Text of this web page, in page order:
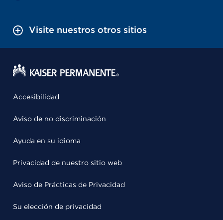
Visite nuestros otros sitios
Accesibilidad
Aviso de no discriminación
Ayuda en su idioma
Privacidad de nuestro sitio web
Aviso de Prácticas de Privacidad
Su elección de privacidad